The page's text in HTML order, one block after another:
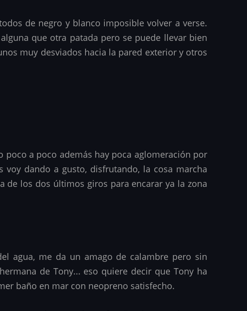
de negro y blanco imposible volver a verse.
que otra patada pero se puede llevar bien
muy desviados hacia la pared exterior y otros
a poco además hay poca aglomeración por
dando a gusto, disfrutando, la cosa marcha
de los dos últimos giros para encarar ya la zona
agua, me da un amago de calambre pero sin
de Tony... eso quiere decir que Tony ha
baño en mar con neopreno satisfecho.